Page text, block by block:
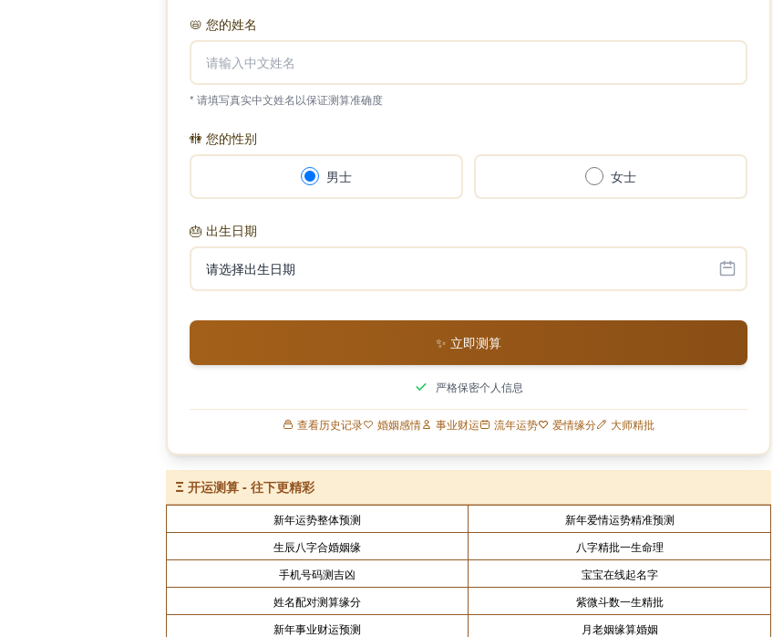
📛 您的姓名
* 请填写真实中文姓名以保证测算准确度
🚻 您的性别
男士 女士
🎂 出生日期
✨ 立即测算
严格保密个人信息
查看历史记录 婚姻感情 事业财运 流年运势 爱情缘分 大师精批
Ξ 开运测算 - 往下更精彩
新年运势整体预测
新年爱情运势精准预测
生辰八字合婚姻缘
八字精批一生命理
手机号码测吉凶
宝宝在线起名字
姓名配对测算缘分
紫微斗数一生精批
新年事业财运预测
月老姻缘算婚姻